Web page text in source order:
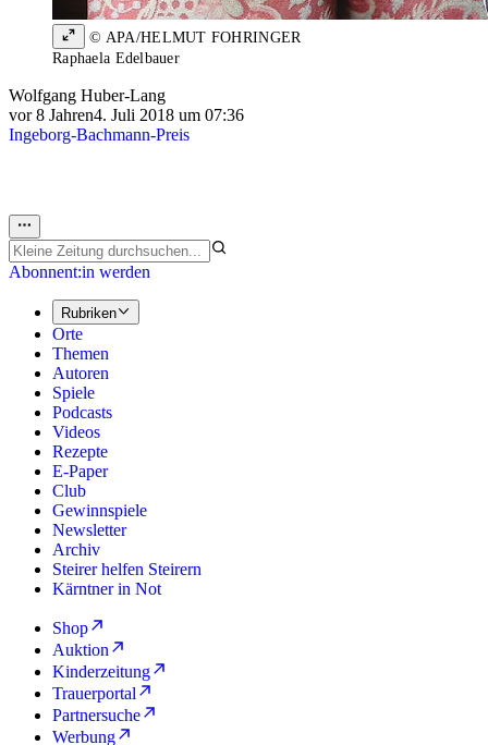
© APA/HELMUT FOHRINGER
Raphaela Edelbauer
Wolfgang Huber-Lang
vor 8 Jahren4. Juli 2018 um 07:36
Ingeborg-Bachmann-Preis
Abonnent:in werden
Rubriken
Orte
Themen
Autoren
Spiele
Podcasts
Videos
Rezepte
E-Paper
Club
Gewinnspiele
Newsletter
Archiv
Steirer helfen Steirern
Kärntner in Not
Shop
Auktion
Kinderzeitung
Trauerportal
Partnersuche
Werbung